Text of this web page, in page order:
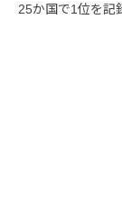
25か国で1位を記